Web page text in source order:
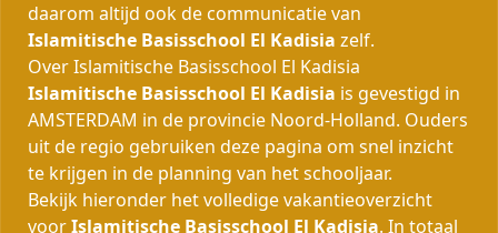
daarom altijd ook de communicatie van
Islamitische Basisschool El Kadisia zelf.
Over Islamitische Basisschool El Kadisia
Islamitische Basisschool El Kadisia is gevestigd in
AMSTERDAM in de provincie Noord-Holland. Ouders
uit de regio gebruiken deze pagina om snel inzicht
te krijgen in de planning van het schooljaar.
Bekijk hieronder het volledige vakantieoverzicht
voorIslamitische Basisschool El Kadisia. In totaal